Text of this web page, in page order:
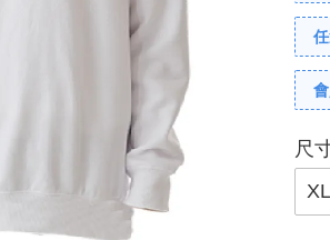
尺